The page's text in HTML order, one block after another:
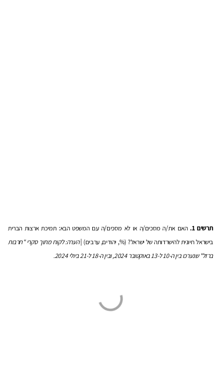
תרשים 1.
האם את/ה מסכים/ה או לא מסכים/ה עם המשפט הבא: תמיכת ארצות הברית
בישראל חיונית להישרדותה של ישראל? (%, יהודים, ערבים) |הערה: לקוח מתוך סקרי "חרבות
ברזל" שנערכו בין ה-10 ל-13 באוקטובר 2024, ובין ה-18 ל-21 ביולי 2024.